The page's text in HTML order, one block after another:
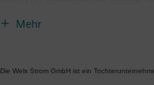
Energiesystemen, Automatisierung und
Mehr
Die Wels Strom GmbH ist ein